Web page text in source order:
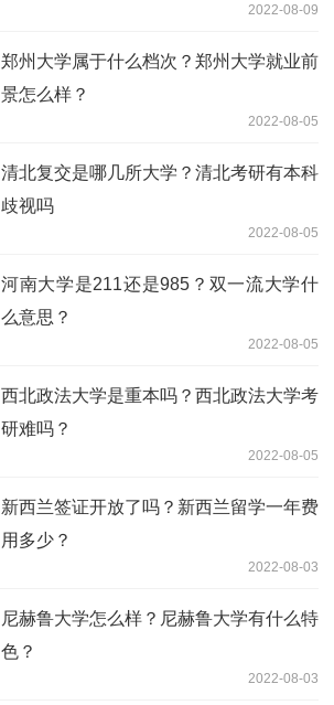
2022-08-09
郑州大学属于什么档次？郑州大学就业前
景怎么样？
2022-08-05
清北复交是哪几所大学？清北考研有本科
歧视吗
2022-08-05
河南大学是211还是985？双一流大学什
么意思？
2022-08-05
西北政法大学是重本吗？西北政法大学考
研难吗？
2022-08-05
新西兰签证开放了吗？新西兰留学一年费
用多少？
2022-08-03
尼赫鲁大学怎么样？尼赫鲁大学有什么特
色？
2022-08-03